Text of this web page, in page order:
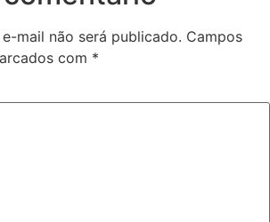
mail não será publicado. Campos
com *